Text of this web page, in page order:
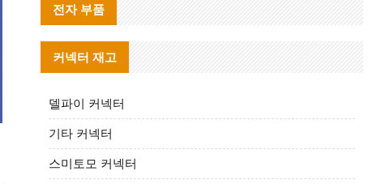
전자 부품
커넥터 재고
델파이 커넥터
기타 커넥터
스미토모 커넥터